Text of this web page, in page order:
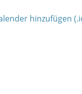
hinzufügen